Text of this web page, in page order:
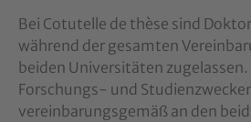
Bei Cotutelle de thèse sind
während der gesamten
beiden Universitäten
Forschungs- und
vereinbarungsgemäß an den